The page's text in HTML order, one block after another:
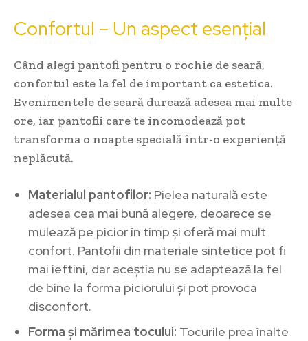
Confortul – Un aspect esențial
Când alegi pantofi pentru o rochie de seară,
confortul este la fel de important ca estetica.
Evenimentele de seară durează adesea mai multe
ore, iar pantofii care te incomodează pot
transforma o noapte specială într-o experiență
neplăcută.
Materialul pantofilor: Pielea naturală este
adesea cea mai bună alegere, deoarece se
mulează pe picior în timp și oferă mai mult
confort. Pantofii din materiale sintetice pot fi
mai ieftini, dar aceștia nu se adaptează la fel
de bine la forma piciorului și pot provoca
disconfort.
Forma și mărimea tocului: Tocurile prea înalte